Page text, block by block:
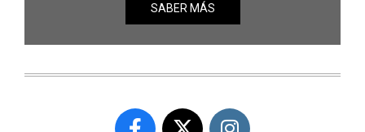
SABER MÁS